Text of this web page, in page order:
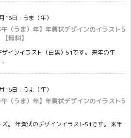
16日 : うま（午）
午（うま）年】年賀状デザインのイラスト5
無料】
ザインイラスト（白黒）51です。 来年の午
16日 : うま（午）
午（うま）年】年賀状デザインのイラスト5
ズ。 年賀状のデザインイラスト51です。 来年